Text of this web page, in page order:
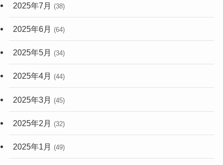
2025年7月 (38)
2025年6月 (64)
2025年5月 (34)
2025年4月 (44)
2025年3月 (45)
2025年2月 (32)
2025年1月 (49)